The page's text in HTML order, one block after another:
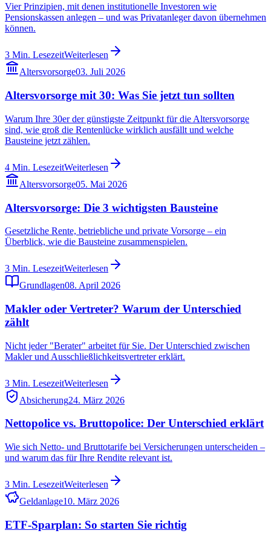
Vier Prinzipien, mit denen institutionelle Investoren wie
Pensionskassen anlegen – und was Privatanleger davon übernehmen
können.
3 Min. LesezeitWeiterlesen
Altersvorsorge03. Juli 2026
Altersvorsorge mit 30: Was Sie jetzt tun sollten
Warum Ihre 30er der günstigste Zeitpunkt für die Altersvorsorge
sind, wie groß die Rentenlücke wirklich ausfällt und welche
Bausteine jetzt zählen.
4 Min. LesezeitWeiterlesen
Altersvorsorge05. Mai 2026
Altersvorsorge: Die 3 wichtigsten Bausteine
Gesetzliche Rente, betriebliche und private Vorsorge – ein
Überblick, wie die Bausteine zusammenspielen.
3 Min. LesezeitWeiterlesen
Grundlagen08. April 2026
Makler oder Vertreter? Warum der Unterschied
zählt
Nicht jeder "Berater" arbeitet für Sie. Der Unterschied zwischen
Makler und Ausschließlichkeitsvertreter erklärt.
3 Min. LesezeitWeiterlesen
Absicherung24. März 2026
Nettopolice vs. Bruttopolice: Der Unterschied erklärt
Wie sich Netto- und Bruttotarife bei Versicherungen unterscheiden –
und warum das für Ihre Rendite relevant ist.
3 Min. LesezeitWeiterlesen
Geldanlage10. März 2026
ETF-Sparplan: So starten Sie richtig